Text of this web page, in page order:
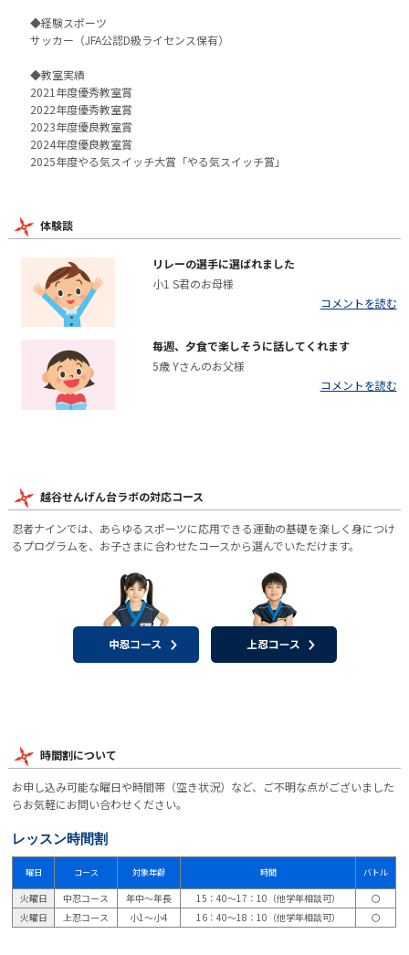
◆経験スポーツ
サッカー（JFA公認D級ライセンス保有）
◆教室実績
2021年度優秀教室賞
2022年度優秀教室賞
2023年度優良教室賞
2024年度優良教室賞
2025年度やる気スイッチ大賞「やる気スイッチ賞」
体験談
リレーの選手に選ばれました
小1 S君のお母様
コメントを読む
毎週、夕食で楽しそうに話してくれます
5歳 Yさんのお父様
コメントを読む
越谷せんげん台ラボの対応コース
忍者ナインでは、あらゆるスポーツに応用できる運動の基礎を楽しく身につけ
るプログラムを、お子さまに合わせたコースから選んでいただけます。
時間割について
お申し込み可能な曜日や時間帯（空き状況）など、ご不明な点がございました
らお気軽にお問い合わせください。
レッスン時間割
曜日 コース 対象年齢 時間 バトル
火曜日 中忍コース 年中～年長 15：40～17：10（他学年相談可）
〇
火曜日
上忍コース 小1～小4 16：40～18：10（他学年相談可） 〇